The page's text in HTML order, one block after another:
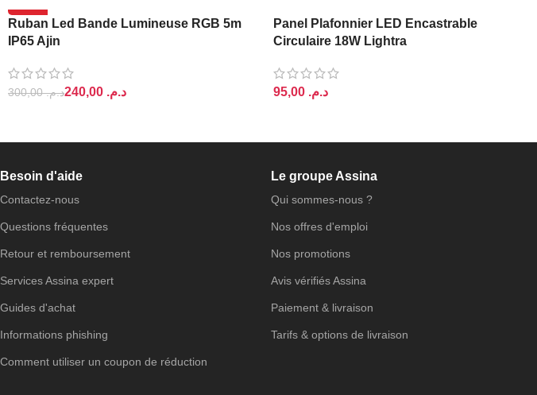
-20%
Ruban Led Bande Lumineuse RGB 5m
IP65 Ajin
د.م.300,00 د.م.
Panel Plafonnier LED Encastrable
Circulaire 18W Lightra
د.م.
Besoin d'aide
Contactez-nous
Questions fréquentes
Retour et remboursement
Services Assina expert
Guides d'achat
Informations phishing
Comment utiliser un coupon de réduction
Le groupe Assina
Qui sommes-nous ?
Nos offres d'emploi
Nos promotions
Avis vérifiés Assina
Paiement & livraison
Tarifs & options de livraison